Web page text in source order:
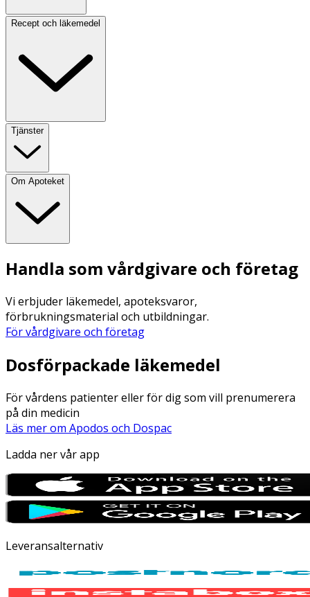
Recept och läkemedel
Tjänster
Om Apoteket
Handla som vårdgivare och företag
Vi erbjuder läkemedel, apoteksvaror,
förbrukningsmaterial och utbildningar.
För vårdgivare och företag
Dosförpackade läkemedel
För vårdens patienter eller för dig som vill prenumerera
på din medicin
Läs mer om Apodos och Dospac
Ladda ner vår app
Leveransalternativ